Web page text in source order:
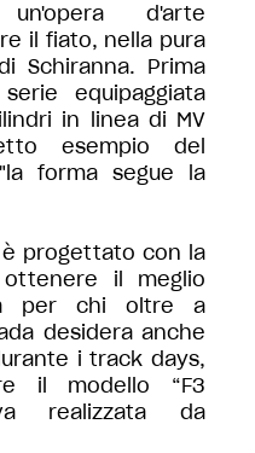
d'arte
il fiato, nella pura
Schiranna. Prima
equipaggiata
in linea di MV
esempio del
forma segue la
progettato con la
il meglio
per chi oltre a
desidera anche
i track days,
il modello “F3
realizzata da